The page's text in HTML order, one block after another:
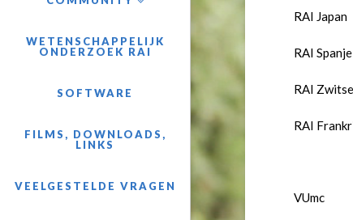
WETENSCHAPPELIJK
ONDERZOEK RAI
SOFTWARE
FILMS, DOWNLOADS,
LINKS
VEELGESTELDE VRAGEN
RAI Japan
RAI Spanje
RAI
RAI
VUmc